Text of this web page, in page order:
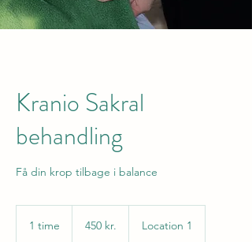
Kranio Sakral
behandling
Få din krop tilbage i balance
1 time
kroner450 kr. Location 1